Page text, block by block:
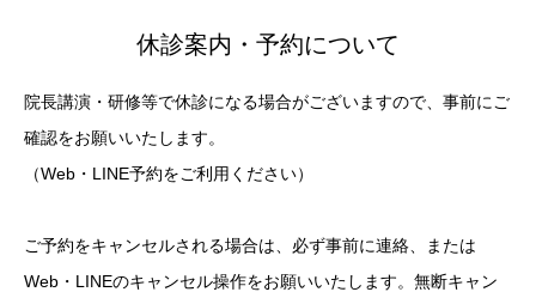
休診案内・予約について
院長講演・研修等で休診になる場合がございますので、事前にご
確認をお願いいたします。
（Web・LINE予約をご利用ください）
ご予約をキャンセルされる場合は、必ず事前に連絡、または
Web・LINEのキャンセル操作をお願いいたします。無断キャン